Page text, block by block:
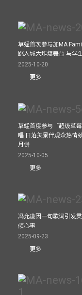
草蜢首次参与加MA
跳入城大炸爆舞台 与学
2025-10-20
更多
草蜢首度参与「超级草
唱 日落美景伴观众热情
月饼
2025-10-05
更多
冯允谦因一句歌词引发
倾心事
2025-09-23
更多